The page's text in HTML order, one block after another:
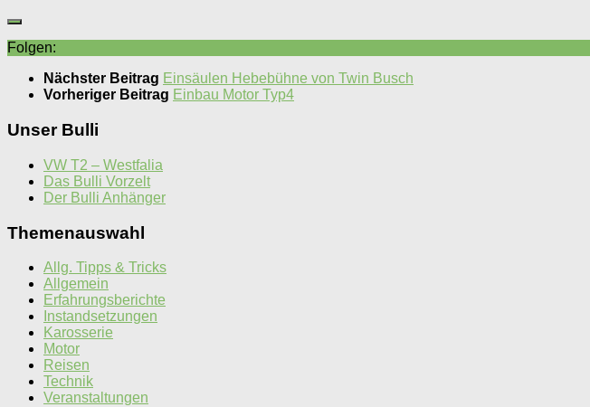
Folgen:
Nächster Beitrag Einsäulen Hebebühne von Twin Busch
Vorheriger Beitrag Einbau Motor Typ4
Unser Bulli
VW T2 – Westfalia
Das Bulli Vorzelt
Der Bulli Anhänger
Themenauswahl
Allg. Tipps & Tricks
Allgemein
Erfahrungsberichte
Instandsetzungen
Karosserie
Motor
Reisen
Technik
Veranstaltungen